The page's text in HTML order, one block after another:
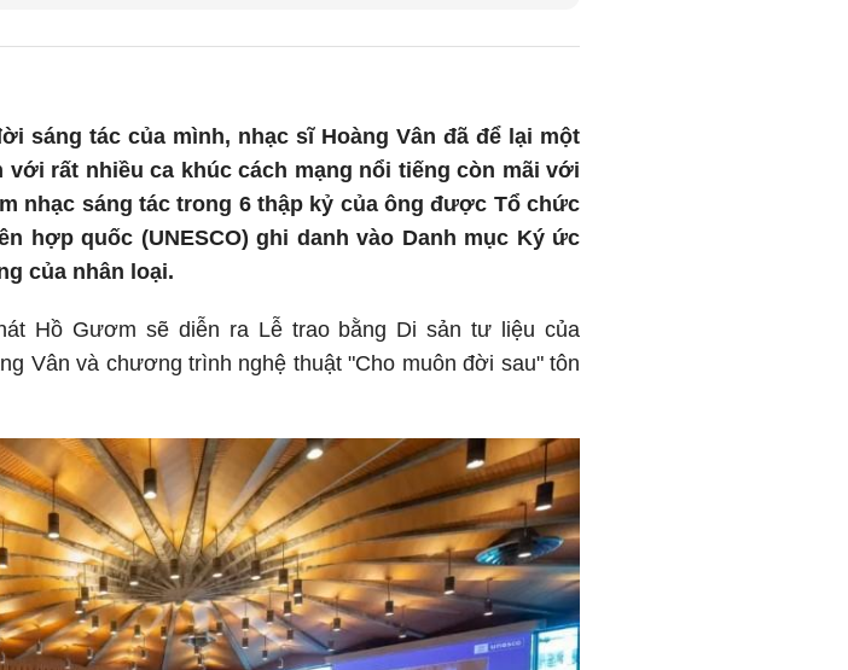
sáng tác của mình, nhạc sĩ Hoàng Vân đã để lại một
với rất nhiều ca khúc cách mạng nổi tiếng còn mãi với
nhạc sáng tác trong 6 thập kỷ của ông được Tổ chức
hợp quốc (UNESCO) ghi danh vào Danh mục Ký ức
của nhân loại.
Hồ Gươm sẽ diễn ra Lễ trao bằng Di sản tư liệu của
Vân và chương trình nghệ thuật "Cho muôn đời sau" tôn